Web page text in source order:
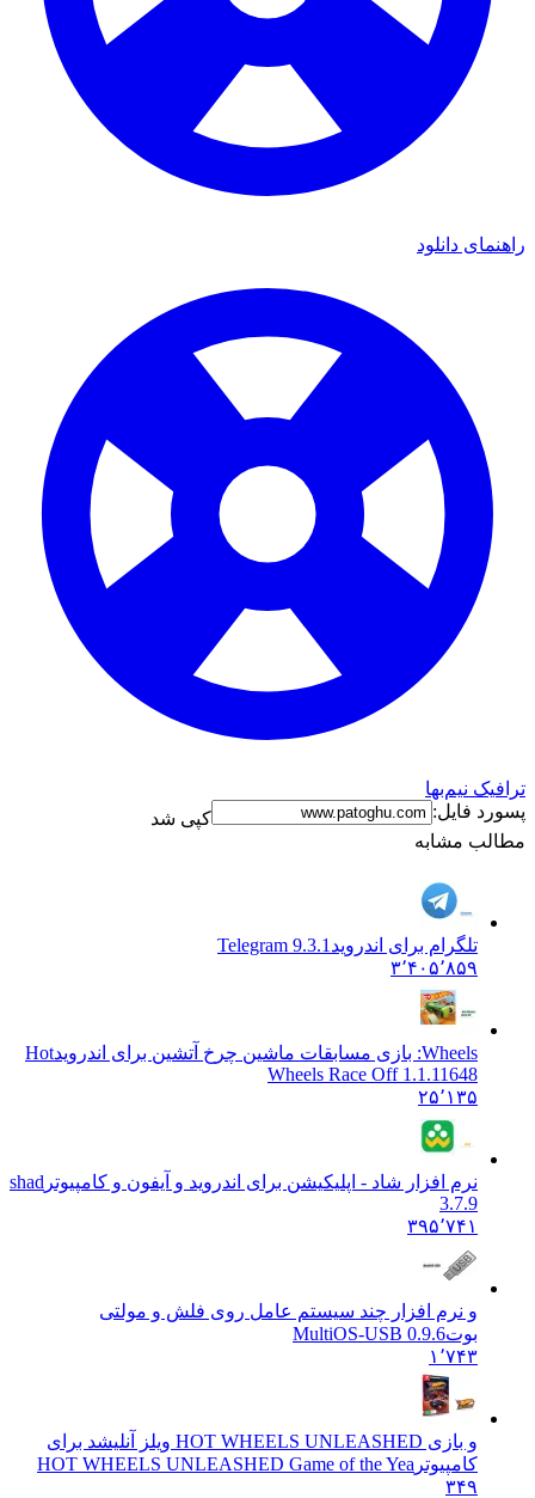
راهنمای دانلود
ترافیک نیم‌بها
پسورد فایل:
کپی شد
مطالب مشابه
تلگرام برای اندروید Telegram 9.3.1
۳٬۴۰۵٬۸۵۹
Wheels: بازی مسابقات ماشین چرخ آتشین برای اندروید
Hot
Wheels Race Off 1.1.11648
۲۵٬۱۳۵
نرم افزار شاد - اپلیکیشن برای اندروید و آیفون و کامپیوتر shad
3.7.9
۳۹۵٬۷۴۱
و نرم افزار چند سیستم عامل روی فلش و مولتی
بوتMultiOS-USB 0.9.6
۱٬۷۴۳
و بازی HOT WHEELS UNLEASHED ویلز آنلیشد برای
کامپیوتر HOT WHEELS UNLEASHED Game of the Yea
۳۴۹